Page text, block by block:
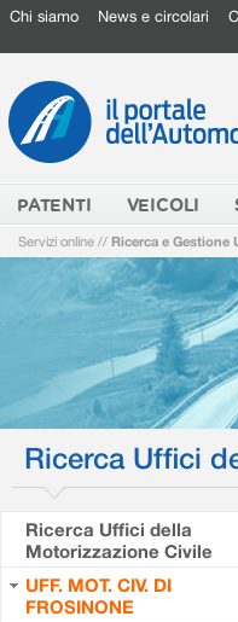
Chi siamo News e circolari
PATENTI VEICOLI
Servizi online // Ricerca e Gestione
Ricerca Uffici
Ricerca Uffici della
Motorizzazione Civile
UFF. MOT. CIV. DI
FROSINONE